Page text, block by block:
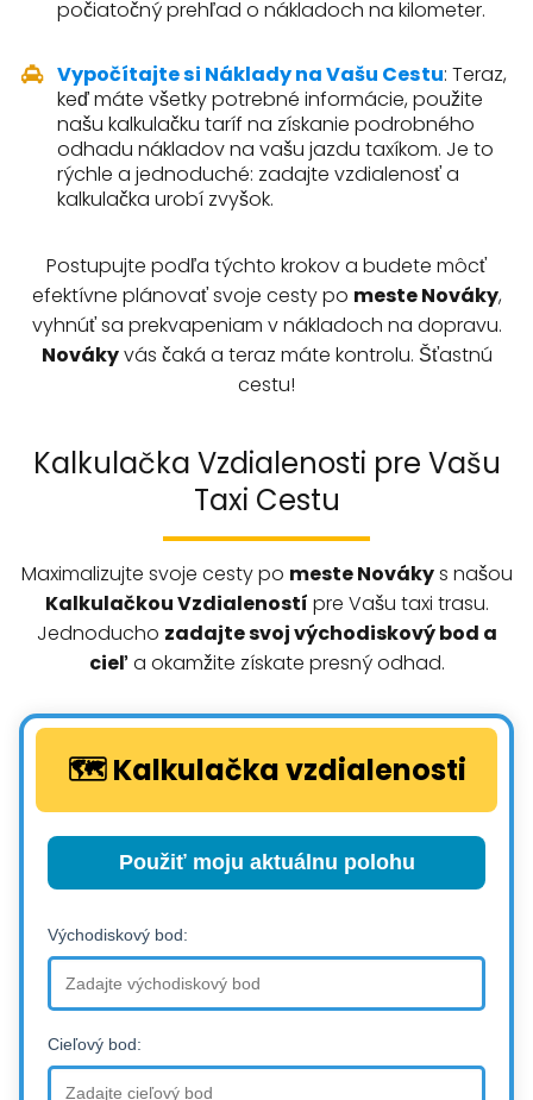
počiatočný prehľad o nákladoch na kilometer.
Vypočítajte si Náklady na Vašu Cestu: Teraz,
keď máte všetky potrebné informácie, použite
našu kalkulačku taríf na získanie podrobného
odhadu nákladov na vašu jazdu taxíkom. Je to
rýchle a jednoduché: zadajte vzdialenosť a
kalkulačka urobí zvyšok.
Postupujte podľa týchto krokov a budete môcť
efektívne plánovať svoje cesty po meste Nováky,
vyhnúť sa prekvapeniam v nákladoch na dopravu.
Novákyvás čaká a teraz máte kontrolu. Šťastnú
cestu!
Kalkulačka Vzdialenosti pre Vašu
Taxi Cestu
Maximalizujte svoje cesty po mesteNovákys našou
Kalkulačkou Vzdialeností pre Vašu taxi trasu.
Jednoducho zadajte svoj východiskový bod a
cieľa okamžite získate presný odhad.
🗺️ Kalkulačka vzdialenosti
Použiť moju aktuálnu polohu
Východiskový bod:
Cieľový bod: